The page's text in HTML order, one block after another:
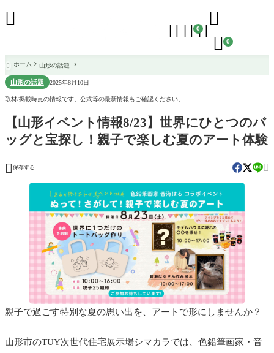
  0

 0

 ホーム 山形の話題
山形の話題 2025年8月10日
取材/掲載時点の情報です。公式等の最新情報もご確認ください。
【山形イベント情報8/23】世界にひとつのバ
ッグと宝探し！親子で楽しむ夏のアート体験
 保存する 
親子で過ごす特別な夏の思い出を、アートで形にしませんか？
山形市のTUY次世代住宅展示場シマカラでは、色鉛筆画家・音